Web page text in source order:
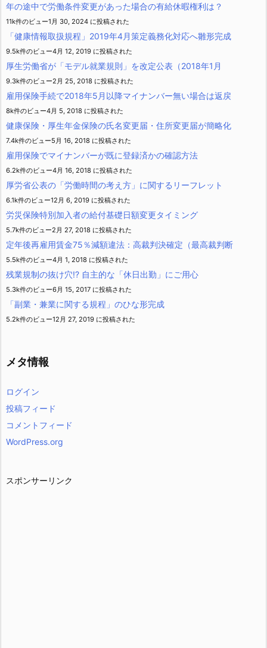
年の途中で労働条件変更があった場合の有給休暇権利は？
11k件のビュー1月 30, 2024 に投稿された
「健康情報取扱規程」2019年4月策定義務化対応へ雛形完成
9.5k件のビュー4月 12, 2019 に投稿された
厚生労働省が「モデル就業規則」を改定公表（2018年1月
9.3k件のビュー2月 25, 2018 に投稿された
雇用保険手続で2018年5月以降マイナンバー無い場合は返戻
8k件のビュー4月 5, 2018 に投稿された
健康保険・厚生年金保険の氏名変更届・住所変更届が簡略化
7.4k件のビュー5月 16, 2018 に投稿された
雇用保険でマイナンバーが既に登録済かの確認方法
6.2k件のビュー4月 16, 2018 に投稿された
厚労省公表の「労働時間の考え方」に関するリーフレット
6.1k件のビュー12月 6, 2019 に投稿された
労災保険特別加入者の給付基礎日額変更タイミング
5.7k件のビュー2月 27, 2018 に投稿された
定年後再雇用賃金75％減額違法：高裁判決確定（最高裁判断
5.5k件のビュー4月 1, 2018 に投稿された
残業規制の抜け穴!? 自主的な「休日出勤」にご用心
5.3k件のビュー6月 15, 2017 に投稿された
「副業・兼業に関する規程」のひな形完成
5.2k件のビュー12月 27, 2019 に投稿された
メタ情報
ログイン
投稿フィード
コメントフィード
WordPress.org
スポンサーリンク